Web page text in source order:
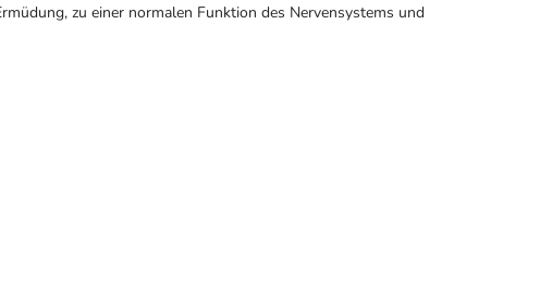
zu einer normalen Funktion des Nervensystems und